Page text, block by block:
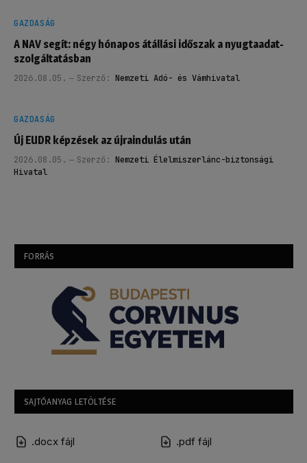
GAZDASÁG
A NAV segít: négy hónapos átállási időszak a nyugtaadat-
szolgáltatásban
2026.08.05. Szerző: Nemzeti Adó- és Vámhivatal
GAZDASÁG
Új EUDR képzések az újraindulás után
2026.08.05. Szerző: Nemzeti Élelmiszerlánc-biztonsági
Hivatal
FORRÁS
SAJTÓANYAG LETÖLTÉSE
.docx fájl .pdf fájl